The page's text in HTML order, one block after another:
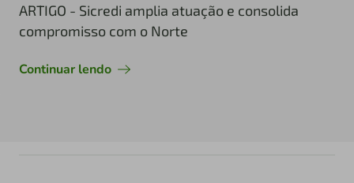
ARTIGO - Sicredi amplia atuação e consolida
compromisso com o Norte
Continuar lendo